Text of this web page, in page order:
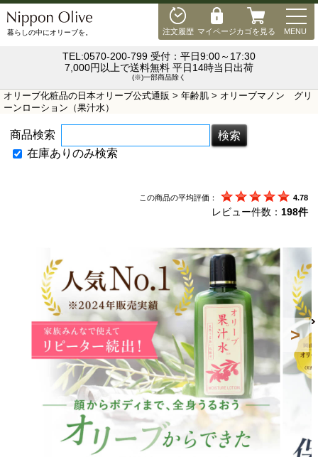
注文履歴 マイページカゴを見る MENU
暮らしの中にオリーブを。
TEL:0570-200-799 受付：平日9:00～17:30
7,000円以上で送料無料 平日14時当日出荷
(※)一部商品除く
オリーブ化粧品の日本オリーブ公式通販 > 年齢肌 > オリーブマノン グリ
ーンローション（果汁水）
商品検索
在庫ありのみ検索
この商品の平均評価： 4.78
レビュー件数： 198件